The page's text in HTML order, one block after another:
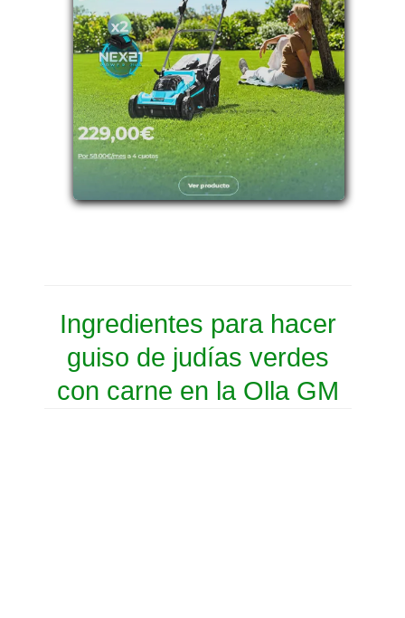
Ingredientes para hacer
guiso de judías verdes
con carne en la Olla GM